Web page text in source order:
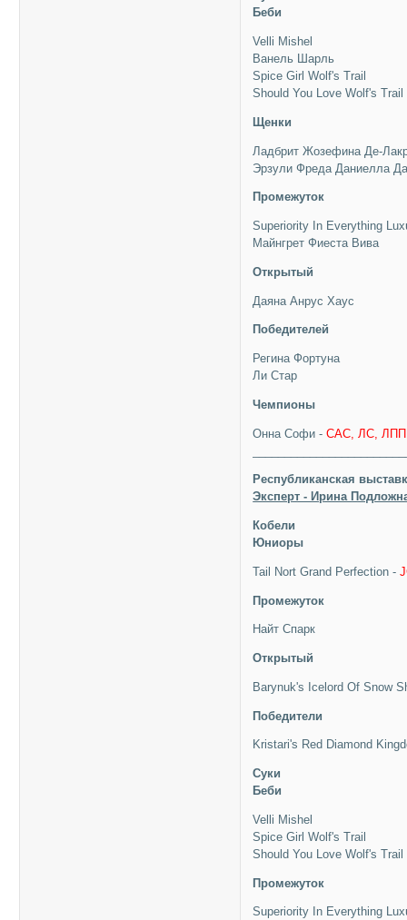
Беби
Velli Mishel
Ванель Шарль
Spice Girl Wolf's Trail
Should You Love Wolf's Trail
Щенки
Ладбрит Жозефина Де-
Эрзули Фреда Даниелла
Промежуток
Superiority In Everything
Майнгрет Фиеста Вива
Открытый
Даяна Анрус Хаус
Победителей
Регина Фортуна
Ли Стар
Чемпионы
Онна Софи -CAC, ЛС,
Республиканская
Эксперт - Ирина
Кобели
Юниоры
Tail Nort Grand Perfection -
Промежуток
Найт Спарк
Открытый
Barynuk's Icelord Of Snow
Победители
Kristari's Red Diamond
Суки
Беби
Velli Mishel
Spice Girl Wolf's Trail
Should You Love Wolf's Trail
Промежуток
Superiority In Everything